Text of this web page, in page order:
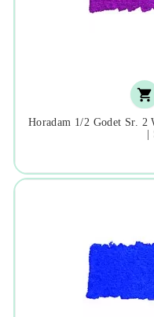

Horadam 1/2 Godet Sr. 2